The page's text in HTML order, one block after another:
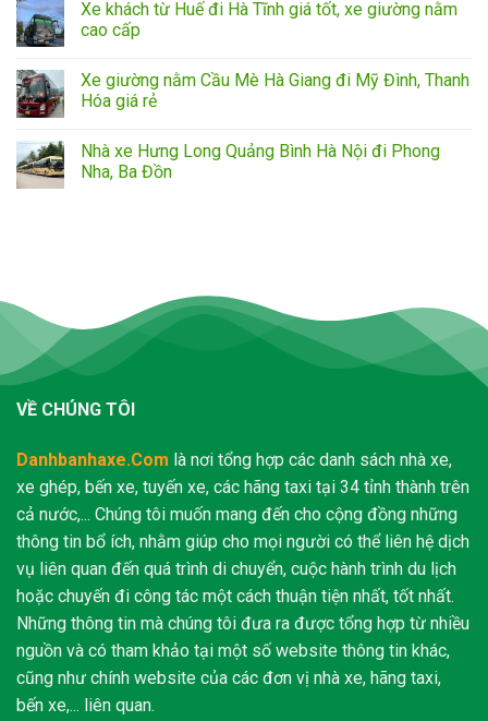
Xe khách từ Huế đi Hà Tĩnh giá tốt, xe giường nằm
cao cấp
Xe giường nằm Cầu Mè Hà Giang đi Mỹ Đình, Thanh
Hóa giá rẻ
Nhà xe Hưng Long Quảng Bình Hà Nội đi Phong
Nha, Ba Đồn
VỀ CHÚNG TÔI
Danhbanhaxe.Com là nơi tổng hợp các danh sách nhà xe,
xe ghép, bến xe, tuyến xe, các hãng taxi tại 34 tỉnh thành trên
cả nước,... Chúng tôi muốn mang đến cho cộng đồng những
thông tin bổ ích, nhằm giúp cho mọi người có thể liên hệ dịch
vụ liên quan đến quá trình di chuyển, cuộc hành trình du lịch
hoặc chuyến đi công tác một cách thuận tiện nhất, tốt nhất.
Những thông tin mà chúng tôi đưa ra được tổng hợp từ nhiều
nguồn và có tham khảo tại một số website thông tin khác,
cũng như chính website của các đơn vị nhà xe, hãng taxi,
bến xe,... liên quan.